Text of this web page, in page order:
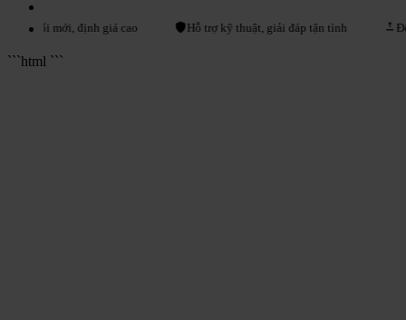
đổi mới, định giá cao Hỗ trợ kỹ thuật, giải đáp tận tình Đổi
```html ```